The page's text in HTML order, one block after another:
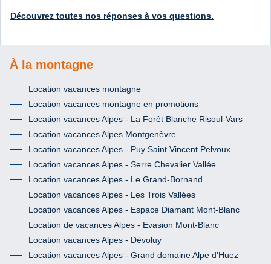
Découvrez toutes nos réponses à vos questions.
À la montagne
Location vacances montagne
Location vacances montagne en promotions
Location vacances Alpes - La Forêt Blanche Risoul-Vars
Location vacances Alpes Montgenèvre
Location vacances Alpes - Puy Saint Vincent Pelvoux
Location vacances Alpes - Serre Chevalier Vallée
Location vacances Alpes - Le Grand-Bornand
Location vacances Alpes - Les Trois Vallées
Location vacances Alpes - Espace Diamant Mont-Blanc
Location de vacances Alpes - Evasion Mont-Blanc
Location vacances Alpes - Dévoluy
Location vacances Alpes - Grand domaine Alpe d'Huez